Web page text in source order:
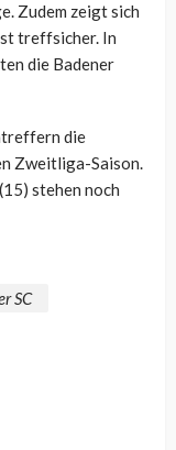
Zudem zeigt sich
treffsicher. In
die Badener
die
Zweitliga-Saison.
stehen noch
SC